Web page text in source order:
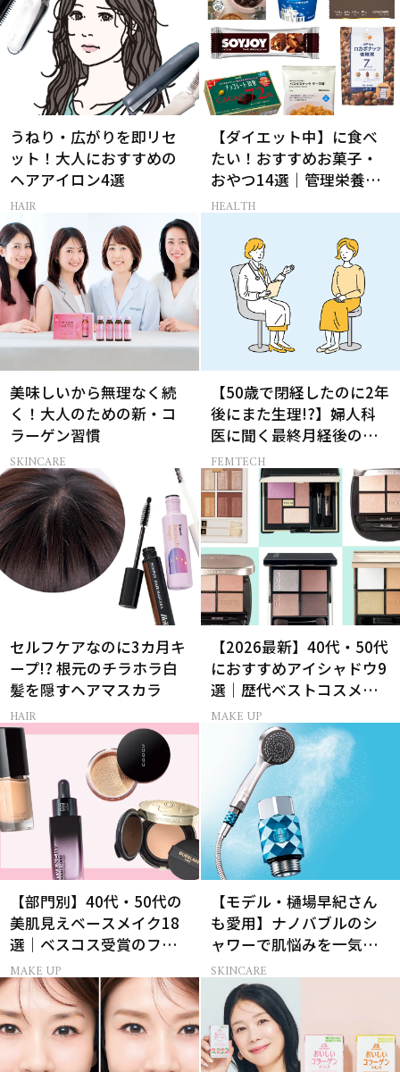
うねり・広がりを即リセ
ット！大人におすすめの
ヘアアイロン4選
HAIR
【ダイエット中】に食べ
たい！おすすめお菓子・
おやつ14選｜管理栄養士
監修
HEALTH
美味しいから無理なく続
く！大人のための新・コ
ラーゲン習慣
SKINCARE
【50歳で閉経したのに2年
後にまた生理!?】婦人科
医に聞く最終月経後の出
血の対処法
FEMTECH
セルフケアなのに3カ月キ
ープ!? 根元のチラホラ白
髪を隠すヘアマスカラ
HAIR
【2026最新】40代・50代
におすすめアイシャドウ9
選｜歴代ベストコスメ受
賞まとめ
MAKE UP
【部門別】40代・50代の
美肌見えベースメイク18
選｜ベスコス受賞のファ
ンデ・下地・パウダー
MAKE UP
【モデル・樋場早紀さん
も愛用】ナノバブルのシ
ャワーで肌悩みを一気に
解決
SKINCARE